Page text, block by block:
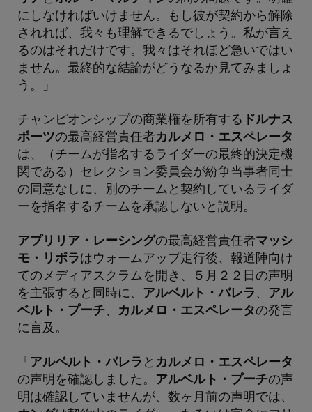
にしなければいけません。もし彼が契約から解除
されれば、我々も理解できるでしょう。私が言え
るのはそれだけです。我々はそれほど急いではい
ません。最終的な結論がどうなるか見てみましょ
う。」
チャンピオンシップの商業権を所有する ドルナス
ポーツの最高経営責任者カルメロ・エスペレータ
は、（チームが指名するライダーの最終的決定機
関である）セレクション委員会が紛争当事者同士
の同意なしに、別のチームと契約しているライダ
ーを指名するチームを承認しないと説明。
アプリリア・レーシングの最高経営責任者マッシ
モ・リボラはウォームアップ走行後、報道陣向け
てのメディアスクラムを開き、５月２２日の声明
を主張すると同時に、
アルベルト・バレラ 、
アル
ベルト・プーチ、 カルメロ・エスペレータの発言
に言及。
「 アルベルト・バレラ と カルメロ・エスペレータ
の声明を確認しました。
アルベルト・プーチの声
明は確認していませんが、数ヶ月前の声明では、